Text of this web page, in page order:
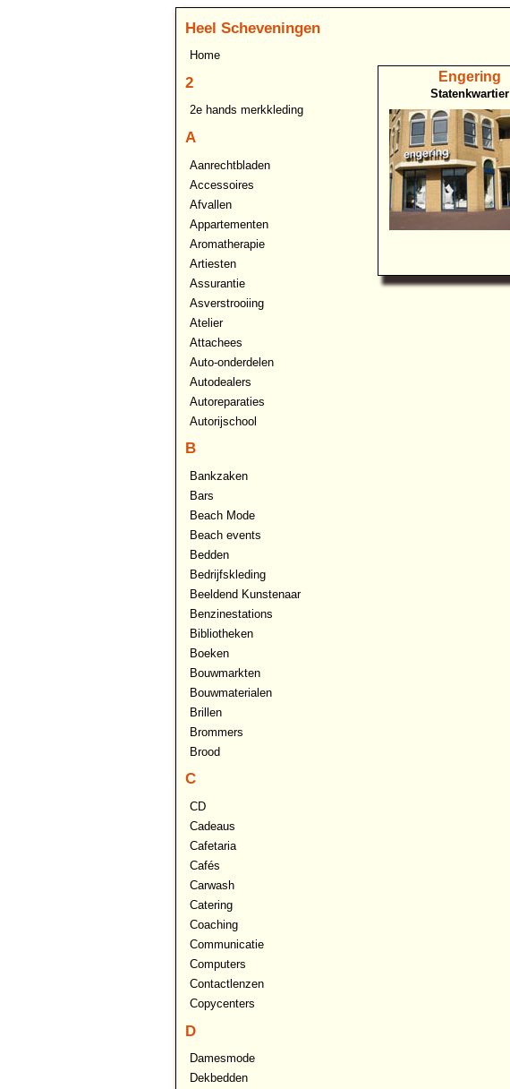
Heel Scheveningen
Home
2
2e hands merkkleding
A
Aanrechtbladen
Accessoires
Afvallen
Appartementen
Aromatherapie
Artiesten
Assurantie
Asverstrooiing
Atelier
Attachees
Auto-onderdelen
Autodealers
Autoreparaties
Autorijschool
B
Bankzaken
Bars
Beach Mode
Beach events
Bedden
Bedrijfskleding
Beeldend Kunstenaar
Benzinestations
Bibliotheken
Boeken
Bouwmarkten
Bouwmaterialen
Brillen
Brommers
Brood
C
CD
Cadeaus
Cafetaria
Cafés
Carwash
Catering
Coaching
Communicatie
Computers
Contactlenzen
Copycenters
D
Damesmode
Dekbedden
Engering
Statenkwartier